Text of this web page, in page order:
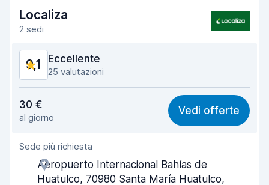
Localiza
2 sedi
9,1 Eccellente
25 valutazioni
9,2
Facile da trovare 9,2
Gentilezza degli agenti
Rapidità del ritiro
30 €
al giorno
Vedi offerte
Sede più richiesta
Aeropuerto Internacional Bahías de
Huatulco, 70980 Santa María Huatulco,